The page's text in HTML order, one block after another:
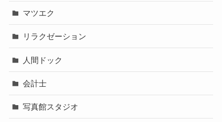
マツエク
リラクゼーション
人間ドック
会計士
写真館スタジオ